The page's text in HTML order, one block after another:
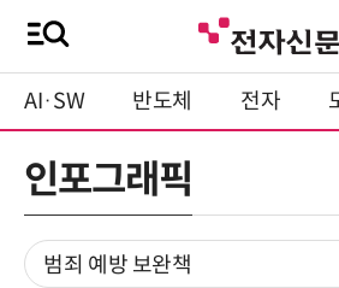
AI·SW 반도체 전자
인포그래픽